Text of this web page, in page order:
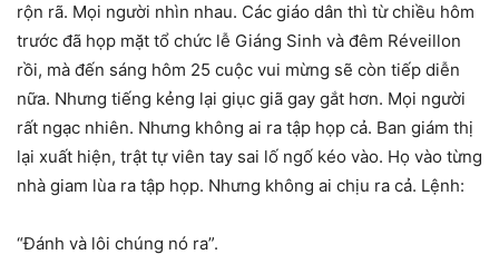
rộn rã. Mọi người nhìn nhau. Các giáo dân thì từ chiều hôm
trước đã họp mặt tổ chức lễ Giáng Sinh và đêm Réveillon
rồi, mà đến sáng hôm 25 cuộc vui mừng sẽ còn tiếp diễn
nữa. Nhưng tiếng kẻng lại giục giã gay gắt hơn. Mọi người
rất ngạc nhiên. Nhưng không ai ra tập họp cả. Ban giám thị
lại xuất hiện, trật tự viên tay sai lố ngố kéo vào. Họ vào từng
nhà giam lùa ra tập họp. Nhưng không ai chịu ra cả. Lệnh:
“Ðánh và lôi chúng nó ra”.